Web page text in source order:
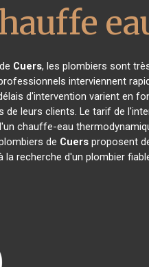
Cuers, les plombiers sont
interviennent
d'intervention varient en
de leurs clients. Le tarif de
chauffe-eau
de Cuers proposent
la recherche d'un plombier